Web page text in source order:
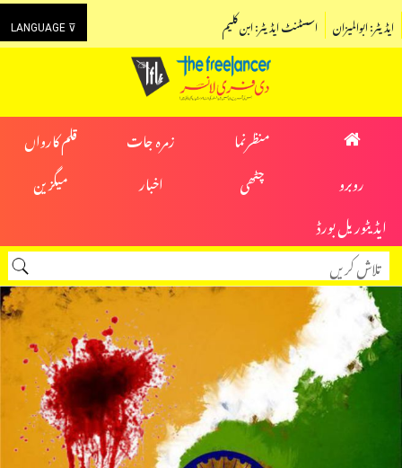
LANGUAGE ⊽ اسسٹنٹ ایڈیٹر: ابن کلیم ایڈیٹر: ابوالمیزان
منظرنما زمرہ جات
قلم کارواں
روبرو
چٹھی اخبار
میگزین
ایڈیٹوریل بورڈ